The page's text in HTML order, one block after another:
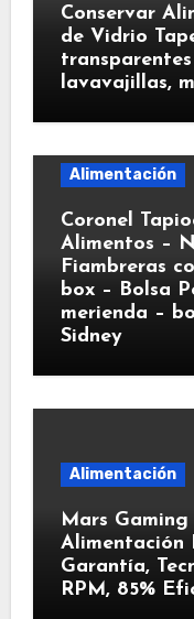
Conservar
de Vidrio
lavavajillas,
Alimentación
Coronel
Alimentos –
Fiambreras
box – Bolsa
merienda –
Sidney
Alimentación
Mars
Alimentación
Garantía,
RPM, 85%